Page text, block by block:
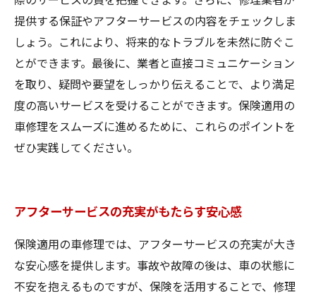
提供する保証やアフターサービスの内容をチェックしま
しょう。これにより、将来的なトラブルを未然に防ぐこ
とができます。最後に、業者と直接コミュニケーション
を取り、疑問や要望をしっかり伝えることで、より満足
度の高いサービスを受けることができます。保険適用の
車修理をスムーズに進めるために、これらのポイントを
ぜひ実践してください。
アフターサービスの充実がもたらす安心感
保険適用の車修理では、アフターサービスの充実が大き
な安心感を提供します。事故や故障の後は、車の状態に
不安を抱えるものですが、保険を活用することで、修理